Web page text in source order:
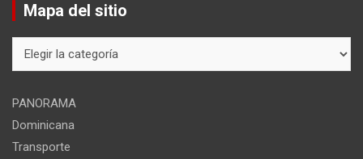
Mapa del sitio
del
PANORAMA
Dominicana
Transporte